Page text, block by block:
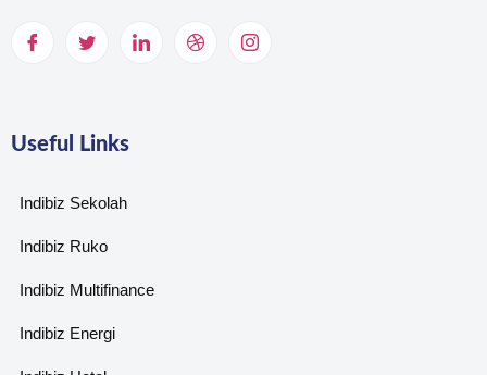
Useful Links
Indibiz Sekolah
Indibiz Ruko
Indibiz Multifinance
Indibiz Energi